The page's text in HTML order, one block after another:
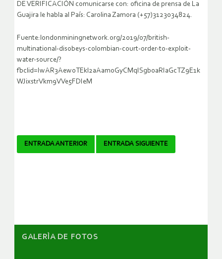
DE VERIFICACIÓN comunicarse con: oficina de prensa de La
Guajira le habla al País: Carolina Zamora (+57)3123034824.
Fuente:londonminingnetwork.org/2019/07/british-
multinational-disobeys-colombian-court-order-to-exploit-
water-source/?
fbclid=IwAR3Aew0TEkl2aAamoGyCMqISgb0aRIaGcTZ9E1k
WJixstrVkm9VVe5FDIeM
Navegador
ENTRADA ANTERIOR ENTRADA SIGUIENTE
GALERÌA DE FOTOS